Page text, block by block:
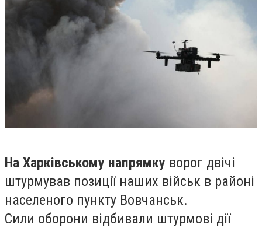
На Харківському напрямку ворог двічі
штурмував позиції наших військ в районі
населеного пункту Вовчанськ.
Сили оборони відбивали штурмові дії